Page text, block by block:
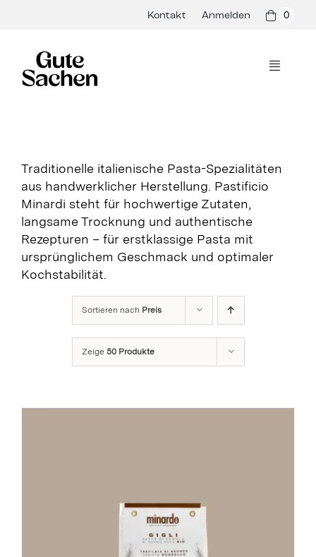
Kontakt Anmelden 0
Toggle
Shop
Presse & Events
Rezepte
Stay in Touch
Traditionelle italienische Pasta-Spezialitäten
aus handwerklicher Herstellung. Pastificio
Minardi steht für hochwertige Zutaten,
langsame Trocknung und authentische
Rezepturen – für erstklassige Pasta mit
ursprünglichem Geschmack und optimaler
Kochstabilität.
Sortieren nach Preis
Zeige 50 Produkte